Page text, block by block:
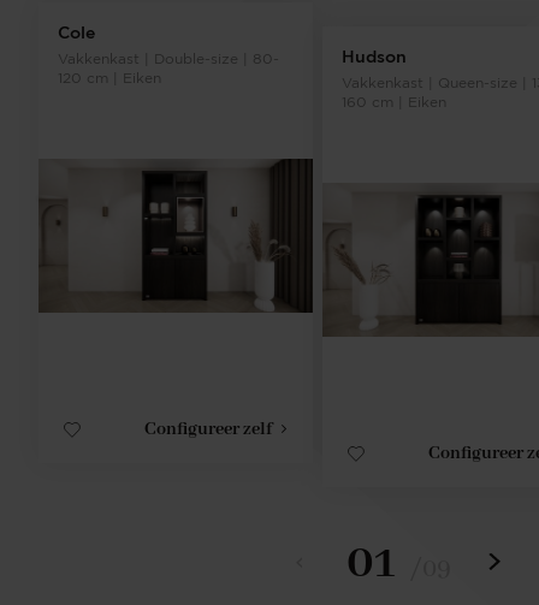
Cole
Vakkenkast | Double-size | 80-
120 cm | Eiken
Configureer zelf
Hudson
Vakkenkast | Queen-size |
160 cm | Eiken
Configureer
01